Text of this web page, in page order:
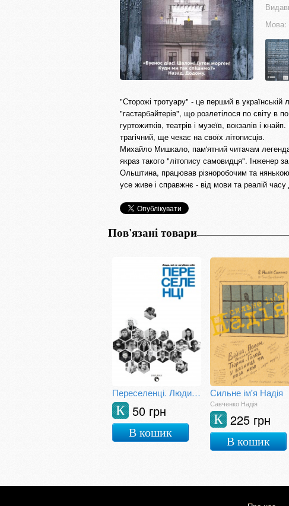
Мова:
"Сторожі тротуару" - це перший в українській
"гастарбайтерів", що розлетілося по світу в
гуртожитків, театрів і музеїв, вокзалів і
трагічний, ще чекає на своїх літописців.
Михайло Мишкало, пам'ятний читачам
якраз такого "літопису самовидця". Інженер
Ольштина, працював різноробочим та нянькою
усе живе і справжнє - від мови та реалій
Пов'язані товари
Переселенці. Люди, які не загубили себе
50 грн
К
В кошик
Сильне ім'я Надія
Савченко Надія
225 грн
К
В кошик